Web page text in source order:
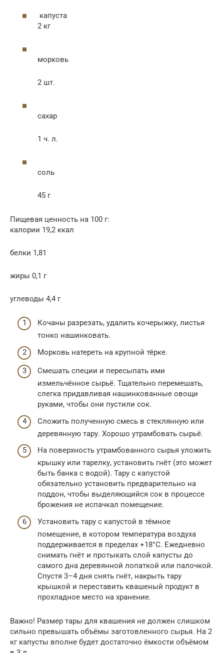
капуста
2 кг
морковь
2 шт.
сахар
1 ч. л.
соль
45 г
Пищевая ценность на 100 г:
калории 19,2 ккал
белки 1,81
жиры 0,1 г
углеводы 4,4 г
Кочаны разрезать, удалить кочерыжку, листья
тонко нашинковать.
Морковь натереть на крупной тёрке.
Смешать специи и пересыпать ими
измельчённое сырьё. Тщательно перемешать,
слегка придавливая нашинкованные овощи
руками, чтобы они пустили сок.
Сложить полученную смесь в стеклянную или
деревянную тару. Хорошо утрамбовать сырьё.
На поверхность утрамбованного сырья уложить
крышку или тарелку, установить гнёт (это может
быть банка с водой). Тару с капустой
обязательно установить предварительно на
поддон, чтобы выделяющийся сок в процессе
брожения не испачкал помещение.
Установить тару с капустой в тёмное
помещение, в котором температура воздуха
поддерживается в пределах +18°С. Ежедневно
снимать гнёт и протыкать слой капусты до
самого дна деревянной лопаткой или палочкой.
Спустя 3–4 дня снять гнёт, накрыть тару
крышкой и переставить квашеный продукт в
прохладное место на хранение.
Важно! Размер тары для квашения не должен слишком
сильно превышать объёмы заготовленного сырья. На 2
кг капусты вполне будет достаточно ёмкости объёмом